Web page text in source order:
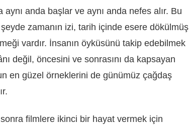
aynı anda başlar ve aynı anda nefes alır. Bu
zamanın izi, tarih içinde esere dökülmüş
vardır. İnsanın öyküsünü takip edebilmek
değil, öncesini ve sonrasını da kapsayan
en güzel örneklerini de günümüz çağdaş
filmlere ikinci bir hayat vermek için